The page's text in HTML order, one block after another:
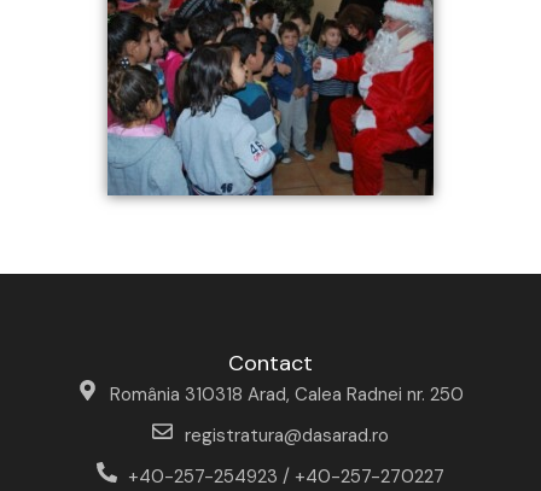
Contact
România 310318 Arad, Calea Radnei nr. 250
registratura@dasarad.ro
+40-257-254923 / +40-257-270227